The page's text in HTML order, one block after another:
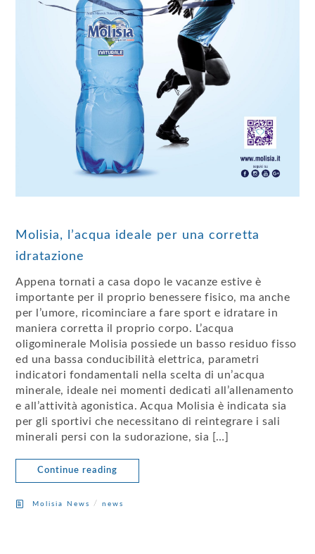
Molisia, l’acqua ideale per una corretta
idratazione
Appena tornati a casa dopo le vacanze estive è
importante per il proprio benessere fisico, ma anche
per l’umore, ricominciare a fare sport e idratare in
maniera corretta il proprio corpo. L’acqua
oligominerale Molisia possiede un basso residuo fisso
ed una bassa conducibilità elettrica, parametri
indicatori fondamentali nella scelta di un’acqua
minerale, ideale nei momenti dedicati all’allenamento
e all’attività agonistica. Acqua Molisia è indicata sia
per gli sportivi che necessitano di reintegrare i sali
minerali persi con la sudorazione, sia […]
Continue reading
Molisia News /news